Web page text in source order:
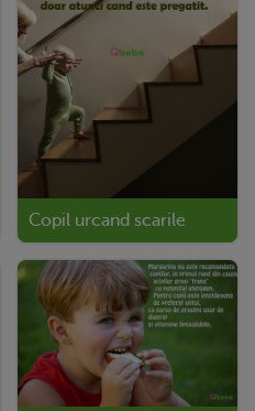
Copil urcand scarile